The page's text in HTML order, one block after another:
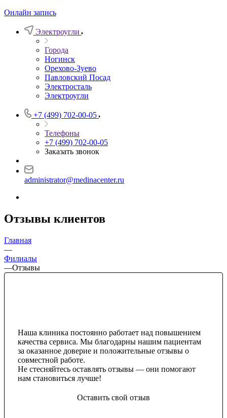
Онлайн запись
Электроугли
Города
Ногинск
Орехово-Зуево
Павловский Посад
Электросталь
Электроугли
+7 (499) 702-00-05
Телефоны
+7 (499) 702-00-05
Заказать звонок
administrator@medinacenter.ru
Отзывы клиентов
Главная
—
Филиалы
—Отзывы
Наша клиника постоянно работает над повышением
качества сервиса. Мы благодарны нашим пациентам
за оказанное доверие и положительные отзывы о
совместной работе.
Не стесняйтесь оставлять отзывы — они помогают
нам становиться лучше!
Оставить свой отзыв